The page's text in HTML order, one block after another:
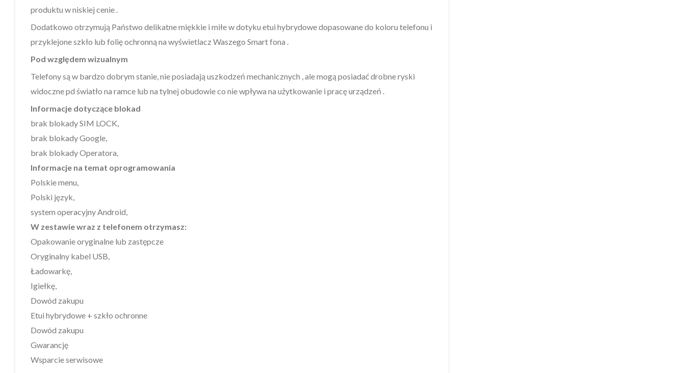
produktu w niskiej cenie .
Dodatkowo otrzymują Państwo delikatne miękkie i miłe w dotyku etui hybrydowe dopasowane do koloru telefonu i
przyklejone szkło lub folię ochronną na wyświetlacz Waszego Smart fona .
Pod względem wizualnym
Telefony są w bardzo dobrym stanie, nie posiadają uszkodzeń mechanicznych , ale mogą posiadać drobne ryski
widoczne pd światło na ramce lub na tylnej obudowie co nie wpływa na użytkowanie i pracę urządzeń .
Informacje dotyczące blokad
brak blokady SIM LOCK,
brak blokady Google,
brak blokady Operatora,
Informacje na temat oprogramowania
Polskie menu,
Polski język,
system operacyjny Android,
W zestawie wraz z telefonem otrzymasz:
Opakowanie oryginalne lub zastępcze
Oryginalny kabel USB,
Ładowarkę,
Igiełkę,
Dowód zakupu
Etui hybrydowe + szkło ochronne
Dowód zakupu
Gwarancję
Wsparcie serwisowe